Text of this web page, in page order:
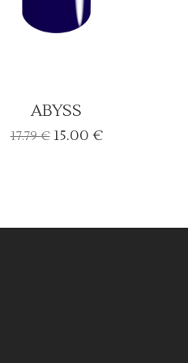
ABYSS
17.79€ Algne
15.00 €Current